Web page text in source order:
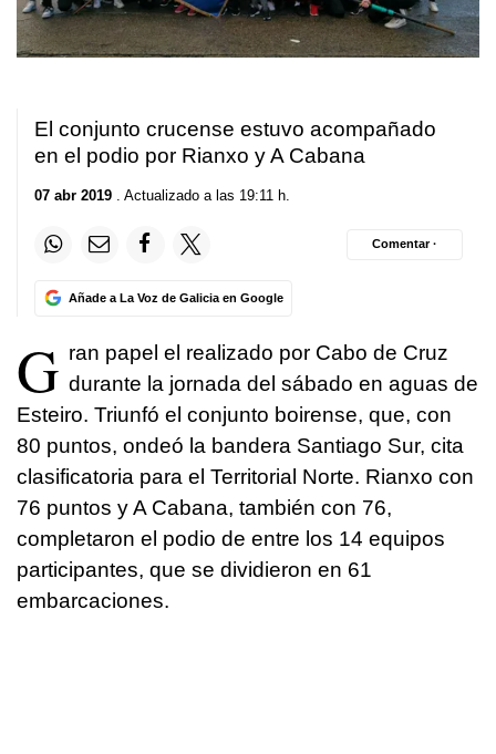
El conjunto crucense estuvo acompañado
en el podio por Rianxo y A Cabana
07 abr 2019 . Actualizado a las 19:11 h.
Añade a La Voz de Galicia en Google
Comentar ·
G ran papel el realizado por Cabo de Cruz
durante la jornada del sábado en aguas de
Esteiro. Triunfó el conjunto boirense, que, con
80 puntos, ondeó la bandera Santiago Sur, cita
clasificatoria para el Territorial Norte. Rianxo con
76 puntos y A Cabana, también con 76,
completaron el podio de entre los 14 equipos
participantes, que se dividieron en 61
embarcaciones.